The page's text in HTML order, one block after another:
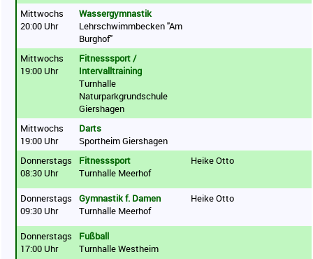
Mittwochs
20:00 Uhr
Wassergymnastik
Lehrschwimmbecken "Am
Burghof"
Mittwochs
19:00 Uhr
Fitnesssport /
Intervalltraining
Turnhalle
Naturparkgrundschule
Giershagen
Mittwochs
19:00 Uhr
Darts
Sportheim Giershagen
Donnerstags
08:30 Uhr
Fitnesssport
Turnhalle Meerhof
Heike Otto
Donnerstags
09:30 Uhr
Gymnastik f. Damen
Turnhalle Meerhof
Heike Otto
Donnerstags
17:00 Uhr
Fußball
Turnhalle Westheim